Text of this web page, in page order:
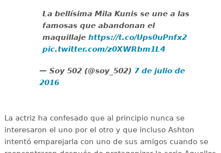
La bellísima Mila Kunis se une a las
famosas que abandonan el
maquillajehttps://t.co/Ups0uPnfx2
pic.twitter.com/z0XWRbm1L4
— Soy 502 (@soy_502) 7 de julio de
2016
La actriz ha confesado que al principio nunca se
interesaron el uno por el otro y que incluso Ashton
intentó emparejarla con uno de sus amigos cuando se